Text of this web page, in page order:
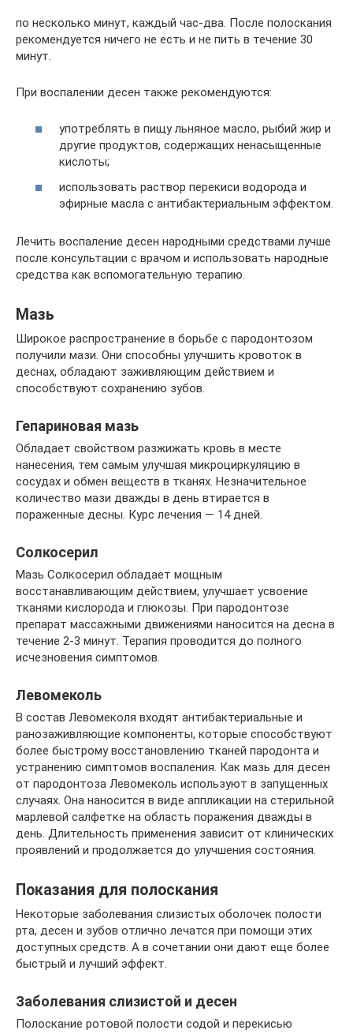
по несколько минут, каждый час-два. После полоскания
рекомендуется ничего не есть и не пить в течение 30
минут.
При воспалении десен также рекомендуются:
употреблять в пищу льняное масло, рыбий жир и
другие продуктов, содержащих ненасыщенные
кислоты;
использовать раствор перекиси водорода и
эфирные масла с антибактериальным эффектом.
Лечить воспаление десен народными средствами лучше
после консультации с врачом и использовать народные
средства как вспомогательную терапию.
Мазь
Широкое распространение в борьбе с пародонтозом
получили мази. Они способны улучшить кровоток в
деснах, обладают заживляющим действием и
способствуют сохранению зубов.
Гепариновая мазь
Обладает свойством разжижать кровь в месте
нанесения, тем самым улучшая микроциркуляцию в
сосудах и обмен веществ в тканях. Незначительное
количество мази дважды в день втирается в
пораженные десны. Курс лечения — 14 дней.
Солкосерил
Мазь Солкосерил обладает мощным
восстанавливающим действием, улучшает усвоение
тканями кислорода и глюкозы. При пародонтозе
препарат массажными движениями наносится на десна в
течение 2-3 минут. Терапия проводится до полного
исчезновения симптомов.
Левомеколь
В состав Левомеколя входят антибактериальные и
ранозаживляющие компоненты, которые способствуют
более быстрому восстановлению тканей пародонта и
устранению симптомов воспаления. Как мазь для десен
от пародонтоза Левомеколь используют в запущенных
случаях. Она наносится в виде аппликации на стерильной
марлевой салфетке на область поражения дважды в
день. Длительность применения зависит от клинических
проявлений и продолжается до улучшения состояния.
Показания для полоскания
Некоторые заболевания слизистых оболочек полости
рта, десен и зубов отлично лечатся при помощи этих
доступных средств. А в сочетании они дают еще более
быстрый и лучший эффект.
Заболевания слизистой и десен
Полоскание ротовой полости содой и перекисью